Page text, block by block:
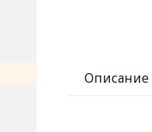
Описание